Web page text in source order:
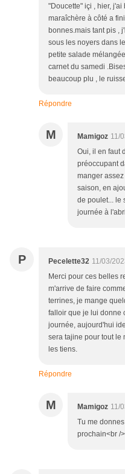
"Doucette" içi , hier,
maraîchère à côté a
bonnes.mais tant pis ,
sous les noyers dans
petite salade
carnet du samedi
beaucoup plu , le
Répondre
M Mamigoz 11/
Oui, il en faut
préoccupant
manger
saison, en
de poulet... le
journée à l'abri
P Pecelette32 11/03/
Merci pour ces belles
m'arrive de faire
terrines, je mange
falloir que je lui donne
journée, aujourd'hui
sera tajine pour tout le
les tiens.
Répondre
M Mamigoz 11/
Tu me
prochain<br /